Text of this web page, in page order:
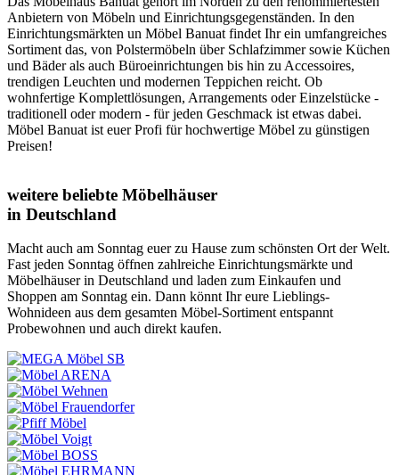
Anbietern von Möbeln und Einrichtungsgegenständen. In den
Einrichtungsmärkten un Möbel Banuat findet Ihr ein umfangreiches
Sortiment das, von Polstermöbeln über Schlafzimmer sowie Küchen
und Bäder als auch Büroeinrichtungen bis hin zu Accessoires,
trendigen Leuchten und modernen Teppichen reicht. Ob
wohnfertige Komplettlösungen, Arrangements oder Einzelstücke -
traditionell oder modern - für jeden Geschmack ist etwas dabei.
Möbel Banuat ist euer Profi für hochwertige Möbel zu günstigen
Preisen!
weitere beliebte Möbelhäuser
in Deutschland
Macht auch am Sonntag euer zu Hause zum schönsten Ort der Welt.
Fast jeden Sonntag öffnen zahlreiche Einrichtungsmärkte und
Möbelhäuser in Deutschland und laden zum Einkaufen und
Shoppen am Sonntag ein. Dann könnt Ihr eure Lieblings-
Wohnideen aus dem gesamten Möbel-Sortiment entspannt
Probewohnen und auch direkt kaufen.